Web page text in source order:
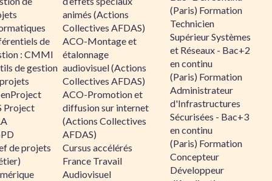
de
: CMMI
de gestion
Project
de projets
animés (Actions
Collectives AFDAS)
ACO-Montage et
étalonnage
audiovisuel (Actions
Collectives AFDAS)
ACO-Promotion et
diffusion sur internet
(Actions Collectives
AFDAS)
Cursus accélérés
France Travail
Audiovisuel
(Paris) Formation
Technicien
Supérieur Systèmes
et Réseaux - Bac+2
en continu
(Paris) Formation
Administrateur
d'Infrastructures
Sécurisées - Bac+3
en continu
(Paris) Formation
Concepteur
Développeur